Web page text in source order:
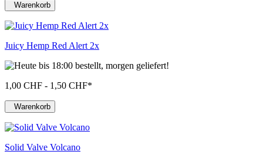
Warenkorb
Juicy Hemp Red Alert 2x
1,00 CHF - 1,50 CHF*
Warenkorb
Solid Valve Volcano